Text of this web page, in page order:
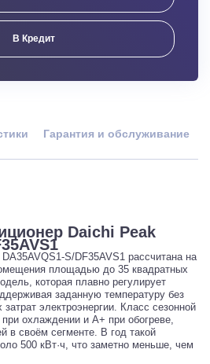
В Кредит
Гарантия и обслуживание
Daichi Peak
S/DF35AVS1 рассчитана на
площадью до 35 квадратных
которая плавно регулирует
заданную температуру без
электроэнергии. Класс сезонной
охлаждении и A+ при обогреве,
в своём сегменте. В год такой
500 кВт·ч, что заметно меньше, чем